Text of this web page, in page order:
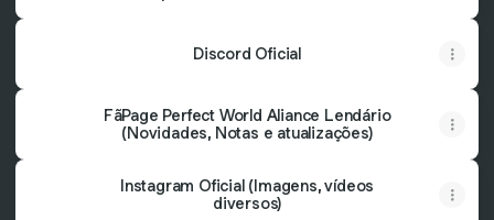
Discord Oficial
FãPage Perfect World Aliance Lendário
(Novidades, Notas e atualizações)
Instagram Oficial (Imagens, vídeos
diversos)